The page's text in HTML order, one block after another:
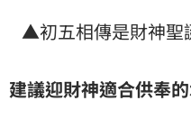
▲初五相傳是財神聖
建議迎財神適合供奉的